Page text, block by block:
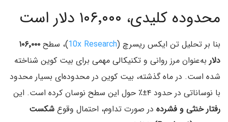
محدوده کلیدی، ۱۰۶٬۰۰۰ دلار است
بنا بر تحلیل تن ایکس ریسرچ (10x Research)، سطح ۱۰۶٬۰۰۰
دلاربه‌عنوان مرز روانی و تکنیکالی مهمی برای بیت کوین شناخته
شده است. در ماه گذشته، بیت کوین در محدوده‌ای بسیار محدود
با نوساناتی در حدود ۴±٪ حول این سطح نوسان کرده است. این
رفتار خنثی و فشرده در صورت تداوم، احتمال وقوع شکست